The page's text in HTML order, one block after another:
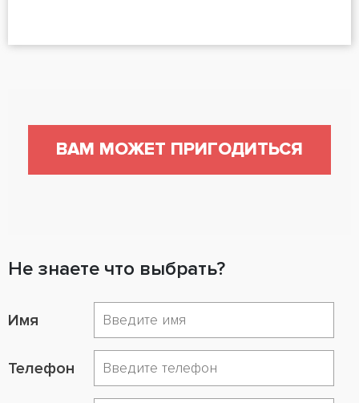
ВАМ МОЖЕТ ПРИГОДИТЬСЯ
Не знаете что выбрать?
Имя
Телефон